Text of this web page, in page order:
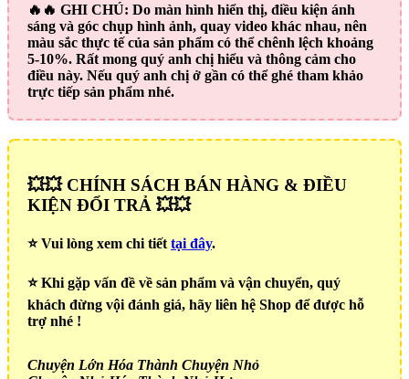
🔥🔥 GHI CHÚ: Do màn hình hiển thị, điều kiện ánh
sáng và góc chụp hình ảnh, quay video khác nhau, nên
màu sắc thực tế của sản phẩm có thể chênh lệch khoảng
5-10%. Rất mong quý anh chị hiểu và thông cảm cho
điều này. Nếu quý anh chị ở gần có thể ghé tham khảo
trực tiếp sản phẩm nhé.
💥💥 CHÍNH SÁCH BÁN HÀNG & ĐIỀU
KIỆN ĐỔI TRẢ 💥💥
⭐️ Vui lòng xem chi tiết tại đây.
⭐️ Khi gặp vấn đề về sản phẩm và vận chuyển, quý
khách đừng vội đánh giá, hãy liên hệ Shop để được hỗ
trợ nhé !
Chuyện Lớn Hóa Thành Chuyện Nhỏ